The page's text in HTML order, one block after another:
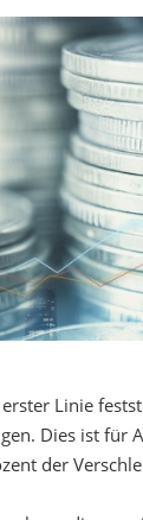
Linie
Dies ist für
der